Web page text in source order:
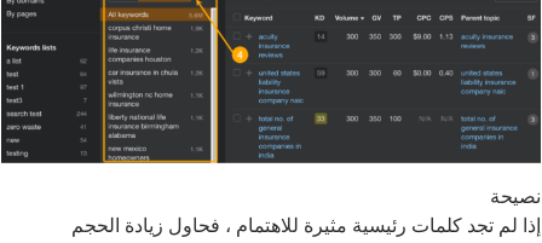
تجد كلمات رئيسية مثيرة للاهتمام ، فحاول زيادة الحجم